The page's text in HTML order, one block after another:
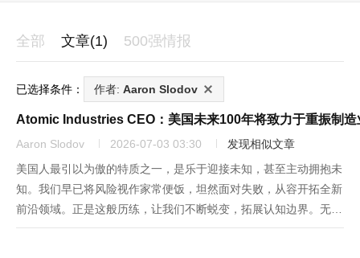
全部 文章(1) 500强情报
已选择条件： 作者: Aaron Slodov
Atomic Industries CEO：美国未来100年将致力于重振制造
Aaron Slodov 2026-07-03 03:30
发现相似文章
美国人最引以为傲的特质之一，是乐于迎接未知，甚至主动拥抱未
知。我们早已将风险视作家常便饭，坦然面对失败，从容开拓全新
前沿领域。正是这般历练，让我们不断蜕变，拓展认知边界。无论
遭遇怎样的艰难险阻，我们始终依靠建设、探索、奋斗与创新冲破